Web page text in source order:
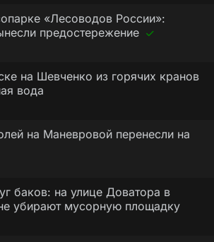
«Лесоводов России»:
предостережение
на Шевченко из горячих кранов
вода
на Маневровой перенесли на
баков: на улице Доватора в
убирают мусорную площадку